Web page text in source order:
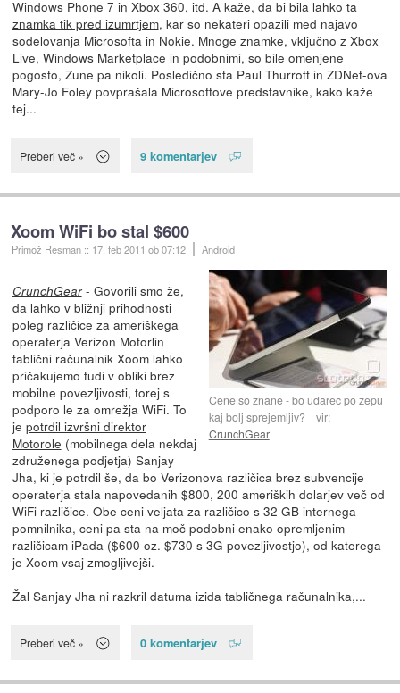
Windows Phone 7 in Xbox 360, itd. A kaže, da bi bila lahko ta
znamka tik pred izumrtjem, kar so nekateri opazili med najavo
sodelovanja Microsofta in Nokie. Mnoge znamke, vključno z Xbox
Live, Windows Marketplace in podobnimi, so bile omenjene
pogosto, Zune pa nikoli. Posledično sta Paul Thurrott in ZDNet-ova
Mary-Jo Foley povprašala Microsoftove predstavnike, kako kaže
tej...
Preberi več » 9 komentarjev
Xoom WiFi bo stal $600
Primož Resman :: 17. feb 2011 ob 07:12 Android
Cene so znane - bo udarec po žepu
kaj bolj sprejemljiv?
vir:
CrunchGear
CrunchGear- Govorili smo že,
da lahko v bližnji prihodnosti
poleg različice za ameriškega
operaterja Verizon Motorlin
tablični računalnik Xoom lahko
pričakujemo tudi v obliki brez
mobilne povezljivosti, torej s
podporo le za omrežja WiFi. To
je potrdil izvršni direktor
Motorole (mobilnega dela nekdaj
združenega podjetja) Sanjay
Jha, ki je potrdil še, da bo Verizonova različica brez subvencije
operaterja stala napovedanih $800, 200 ameriških dolarjev več od
WiFi različice. Obe ceni veljata za različico s 32 GB internega
pomnilnika, ceni pa sta na moč podobni enako opremljenim
različicam iPada ($600 oz. $730 s 3G povezljivostjo), od katerega
je Xoom vsaj zmogljivejši.
Žal Sanjay Jha ni razkril datuma izida tabličnega računalnika,...
Preberi več » 0 komentarjev